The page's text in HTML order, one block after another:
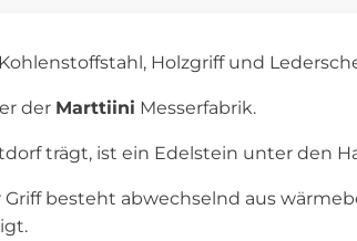
Holzgriff und
der Marttiini Messerfabrik.
trägt, ist ein Edelstein unter den
besteht abwechselnd aus